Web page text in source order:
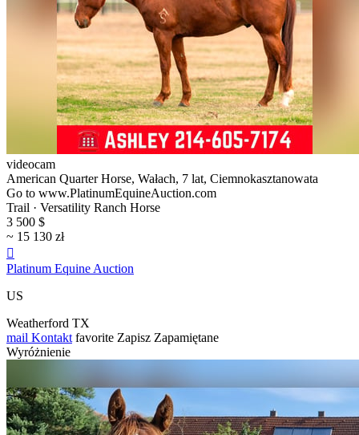
videocam
American Quarter Horse, Wałach, 7 lat, Ciemnokasztanowata
Go to www.PlatinumEquineAuction.com
Trail · Versatility Ranch Horse
3 500 $
~ 15 130 zł

Platinum Equine Auction
US
Weatherford TX
mail Kontakt favorite Zapisz Zapamiętane
Wyróżnienie